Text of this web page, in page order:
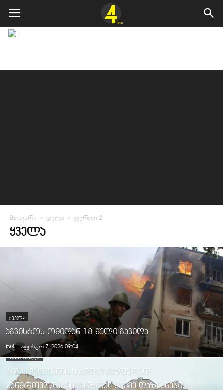
მთავარი ყველა გვერდი 2
ᲧᲕᲔᲚᲐ
ᲧᲕᲔᲚᲐ
აგვისტოს ომიდან 18 წელი გავიდა
tv4 - აგვისტო 7, 2026 09:04
ᲡᲐᲛᲐᲠᲗᲐᲚᲘ
გიგა ავალიანის საქმეზე ჯგუფურად
ჯანმრთელობის განზრახ მძიმე დაზიანების